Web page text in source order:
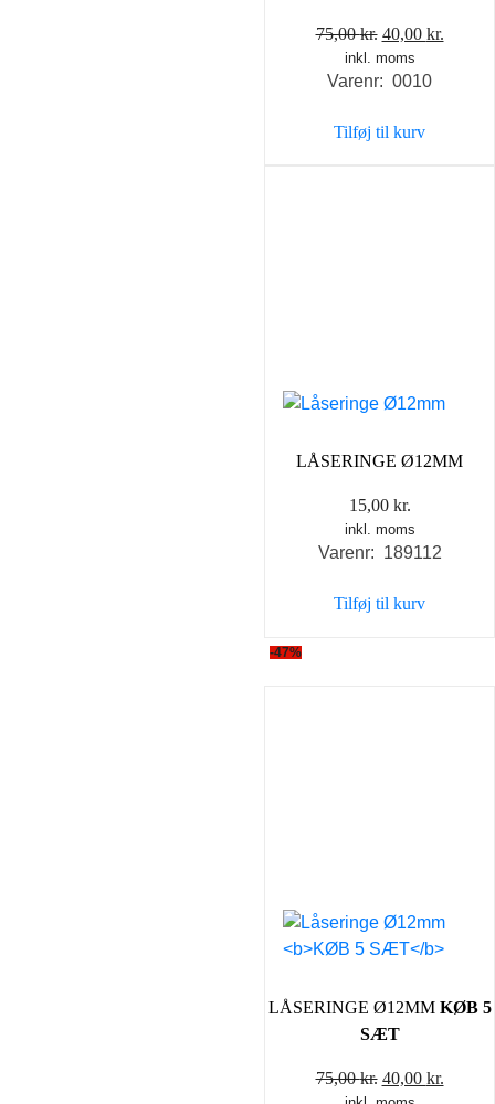
75,00kr. Den
oprindelige
pris
75,00 kr..
40,00 kr.
inkl. moms
Varenr: 0010
Tilføj til kurv
LÅSERINGE Ø12MM
15,00 kr.
inkl. moms
Varenr: 189112
Tilføj til kurv
-47%
LÅSERINGE Ø12MM KØB 5
SÆT
75,00kr. Den
40,00 kr.